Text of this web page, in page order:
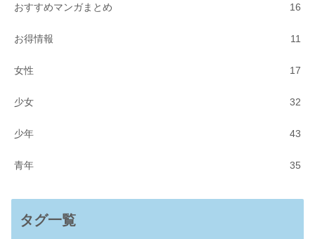
おすすめマンガまとめ 16
お得情報 11
女性 17
少女 32
少年 43
青年 35
タグ一覧